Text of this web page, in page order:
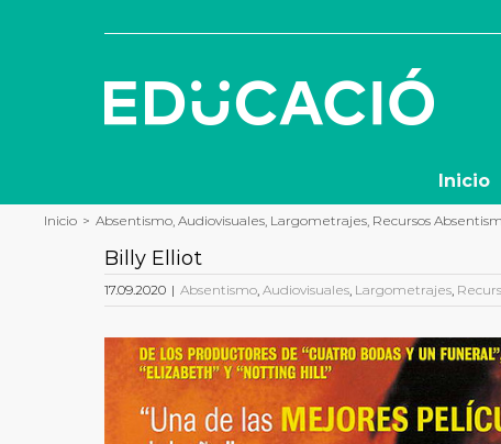
Inicio
Inicio > Absentismo, Audiovisuales, Largometrajes, Recursos
Billy Elliot
17.09.2020 | Absentismo, Audiovisuales, Largometrajes,